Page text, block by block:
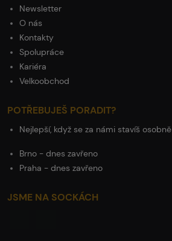
Newsletter
O nás
Kontakty
Spolupráce
Kariéra
Velkoobchod
POTŘEBUJEŠ PORADIT?
Nejlepší, když se za námi stavíš osobně
Brno - dnes zavřeno
Praha - dnes zavřeno
JSME NA SOCKÁCH